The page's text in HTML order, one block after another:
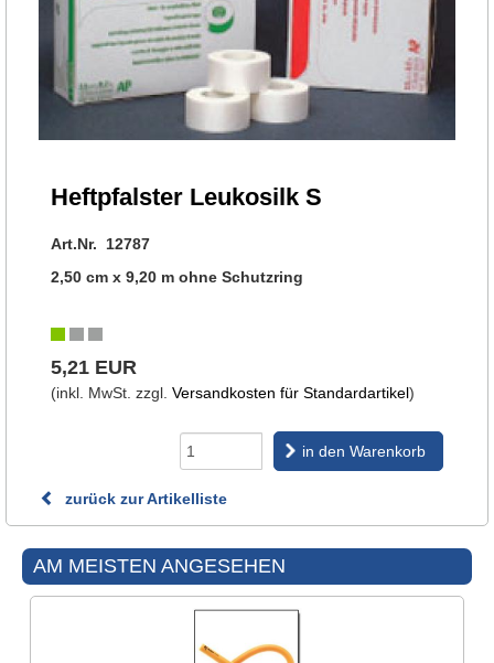
Heftpfalster Leukosilk S
Art.Nr. 12787
2,50 cm x 9,20 m ohne Schutzring
5,21 EUR
(inkl. MwSt. zzgl. Versandkosten für Standardartikel)
in den Warenkorb
zurück zur Artikelliste
AM MEISTEN ANGESEHEN